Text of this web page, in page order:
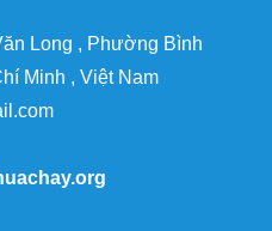
Long , Phường Bình
Minh , Việt Nam